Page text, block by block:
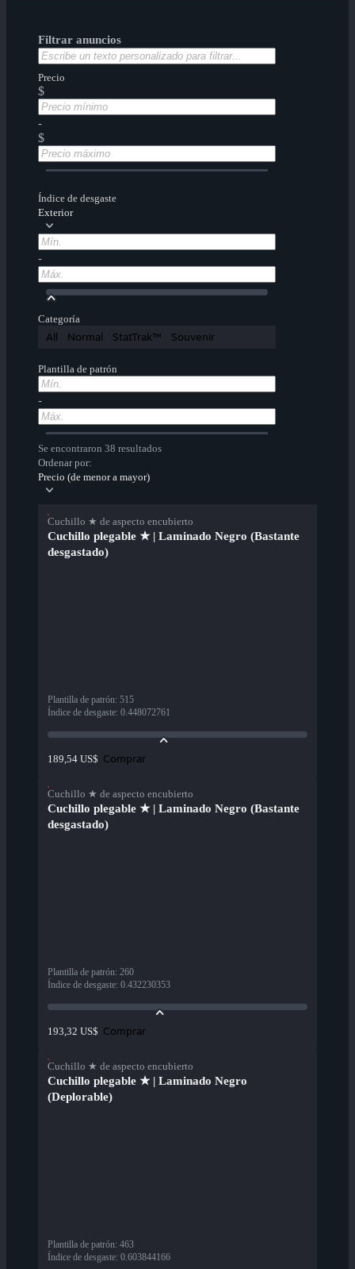
Filtrar anuncios
Precio
$
-
$
Índice de desgaste
Exterior
-
Categoría
All Normal StatTrak™ Souvenir
Plantilla de patrón
-
Se encontraron 38 resultados
Ordenar por:
Precio (de menor a mayor)
Cuchillo ★ de aspecto encubierto
Cuchillo plegable ★ | Laminado Negro (Bastante
desgastado)
Plantilla de patrón: 515
Índice de desgaste: 0.448072761
189,54 US$ Comprar
Cuchillo ★ de aspecto encubierto
Cuchillo plegable ★ | Laminado Negro (Bastante
desgastado)
Plantilla de patrón: 260
Índice de desgaste: 0.432230353
193,32 US$ Comprar
Cuchillo ★ de aspecto encubierto
Cuchillo plegable ★ | Laminado Negro
(Deplorable)
Plantilla de patrón: 463
Índice de desgaste: 0.603844166